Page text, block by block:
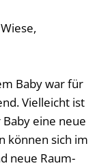
Baby war für
Vielleicht ist
eine neue
können sich im
neue Raum-